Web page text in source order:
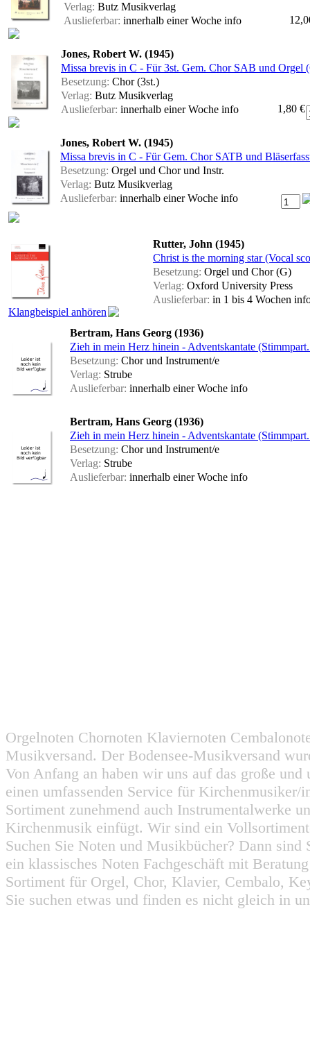
Verlag: Butz Musikverlag
Auslieferbar: innerhalb einer Woche info
Jones, Robert W. (1945)
Missa brevis in C - Für 3st. Gem. Chor SAB und Orgel
Besetzung: Chor (3st.)
Verlag: Butz Musikverlag
Auslieferbar: innerhalb einer Woche info 1,80 €
Jones, Robert W. (1945)
Missa brevis in C - Für Gem. Chor SATB und
Besetzung: Orgel und Chor und Instr.
Verlag: Butz Musikverlag
Auslieferbar: innerhalb einer Woche info
Klangbeispiel anhören
Rutter, John (1945)
Christ is the morning star (Vocal
Besetzung: Orgel und Chor (G)
Verlag: Oxford University Press
Auslieferbar: in 1 bis 4 Wochen
Bertram, Hans Georg (1936)
Zieh in mein Herz hinein - Adventskantate
Besetzung: Chor und Instrument/e
Verlag: Strube
Auslieferbar: innerhalb einer Woche info
Bertram, Hans Georg (1936)
Zieh in mein Herz hinein - Adventskantate
Besetzung: Chor und Instrument/e
Verlag: Strube
Auslieferbar: innerhalb einer Woche info
Orgelnoten Chornoten Klaviernoten
Musikversand. Der Bodensee-Musikversand
Von Anfang an haben wir uns auf das große
einen umfassenden Service für
Sortiment zunehmend auch Instrumentalwerke
Kirchenmusik einfügt. Wir sind ein
Suchen Sie Noten und Musikbücher? Dann
ein klassisches Noten Fachgeschäft mit
Sortiment für Orgel, Chor, Klavier, Cembalo,
Sie suchen etwas und finden es nicht gleich in